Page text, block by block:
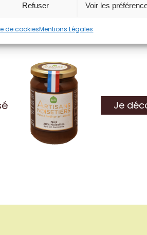
Refuser Voir les
de cookiesMentions Légales
finit, les déposer sur une grille
Je